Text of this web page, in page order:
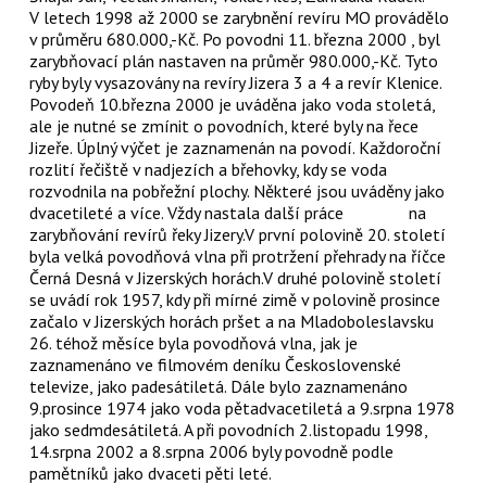
V letech 1998 až 2000 se zarybnění revíru MO provádělo
v průměru 680.000,-Kč. Po povodni 11. března 2000 , byl
zarybňovací plán nastaven na průměr 980.000,-Kč. Tyto
ryby byly vysazovány na revíry Jizera 3 a 4 a revír Klenice.
Povodeň 10.března 2000 je uváděna jako voda stoletá,
ale je nutné se zmínit o povodních, které byly na řece
Jizeře. Úplný výčet je zaznamenán na povodí. Každoroční
rozlití řečiště v nadjezích a břehovky, kdy se voda
rozvodnila na pobřežní plochy. Některé jsou uváděny jako
dvacetileté a více. Vždy nastala další práce na
zarybňování revírů řeky Jizery.V první polovině 20. století
byla velká povodňová vlna při protržení přehrady na říčce
Černá Desná v Jizerských horách.V druhé polovině století
se uvádí rok 1957, kdy při mírné zimě v polovině prosince
začalo v Jizerských horách pršet a na Mladoboleslavsku
26. téhož měsíce byla povodňová vlna, jak je
zaznamenáno ve filmovém deníku Československé
televize, jako padesátiletá. Dále bylo zaznamenáno
9.prosince 1974 jako voda pětadvacetiletá a 9.srpna 1978
jako sedmdesátiletá. A při povodních 2.listopadu 1998,
14.srpna 2002 a 8.srpna 2006 byly povodně podle
pamětníků jako dvaceti pěti leté.